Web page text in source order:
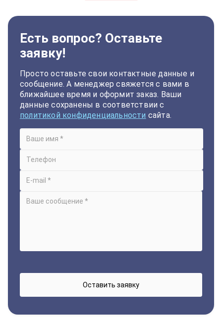
Есть вопрос? Оставьте
заявку!
Просто оставьте свои контактные данные и
сообщение. А менеджер свяжется с вами в
ближайшее время и оформит заказ. Ваши
данные сохранены в соответствии с
политикой конфиденциальности сайта.